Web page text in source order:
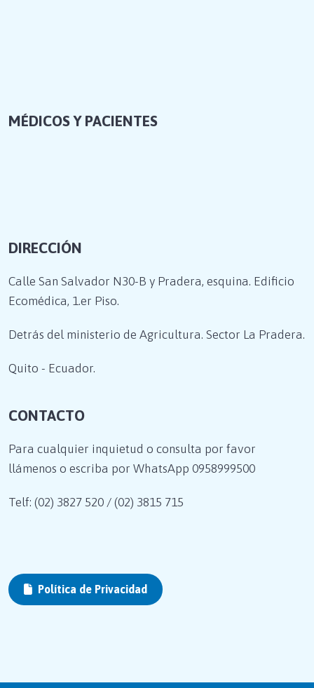
MÉDICOS Y PACIENTES
DIRECCIÓN
Calle San Salvador N30-B y Pradera, esquina. Edificio
Ecomédica, 1.er Piso.
Detrás del ministerio de Agricultura. Sector La Pradera.
Quito - Ecuador.
CONTACTO
Para cualquier inquietud o consulta por favor
llámenos o escriba por WhatsApp 0958999500
Telf: (02) 3827 520 / (02) 3815 715
Política de Privacidad